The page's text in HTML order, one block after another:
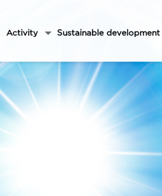
Activity Sustainable development